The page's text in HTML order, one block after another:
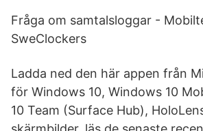
Fråga om samtalsloggar -
SweClockers
Ladda ned den här appen från
för Windows 10, Windows 10
10 Team (Surface Hub),